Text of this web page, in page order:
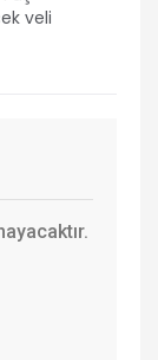
veli